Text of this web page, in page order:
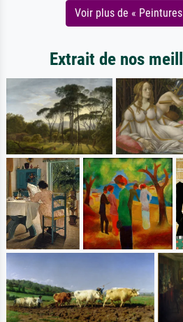
Voir plus de «
Extrait de nos